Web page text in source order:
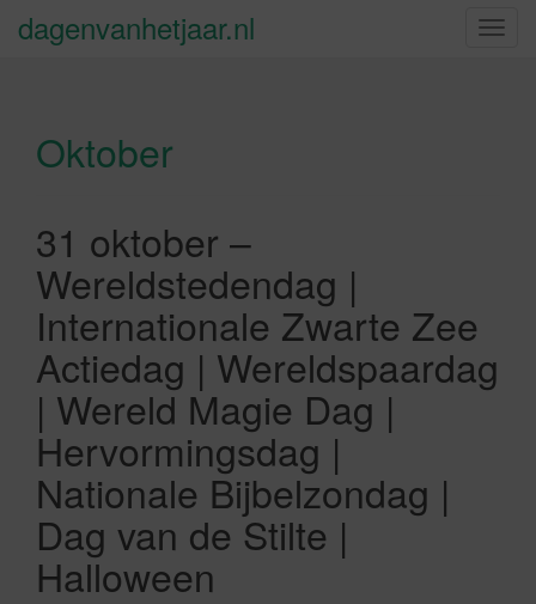
S
a
t
dagenvanhetjaar.nl
Oktober
31 oktober –
Wereldstedendag |
Internationale Zwarte Zee
Actiedag | Wereldspaardag
| Wereld Magie Dag |
Hervormingsdag |
Nationale Bijbelzondag |
Dag van de Stilte |
Halloween